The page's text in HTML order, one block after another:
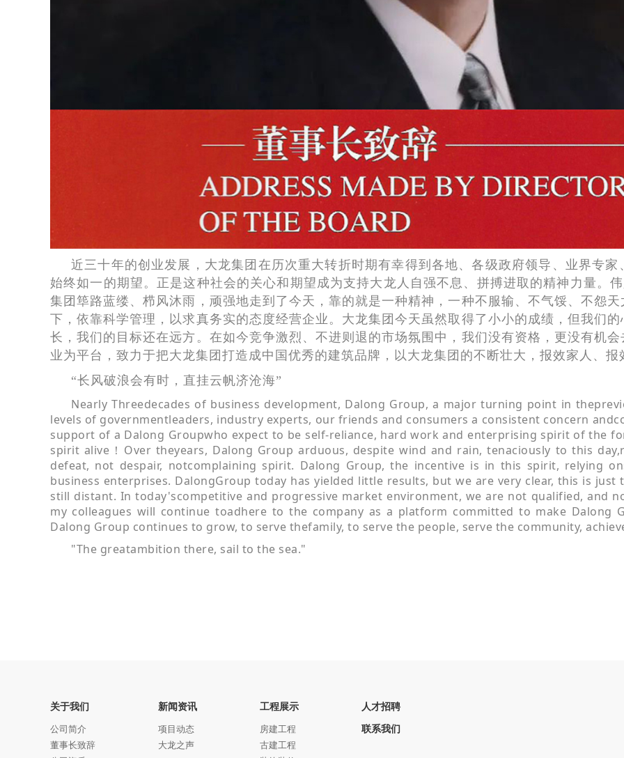
近三十年的创业发展，大龙集团在历次重大转折时期有幸得到各地、各级政府领导、业界专
始终如一的期望。正是这种社会的关心和期望成为支持大龙人自强不息、拼搏进取的精神力量。
集团筚路蓝缕、栉风沐雨，顽强地走到了今天，靠的就是一种精神，一种不服输、不气馁、不怨
下，依靠科学管理，以求真务实的态度经营企业。大龙集团今天虽然取得了小小的成绩，但我们
长，我们的目标还在远方。在如今竞争激烈、不进则退的市场氛围中，我们没有资格 ，更没有机
业为平台，致力于把大龙集团打造成中国优秀的建筑品牌，以大龙集团的不断壮大，报效家人、
“长风破浪会有时，直挂云帆济沧海”
Nearly Threedecades of business development, Dalong Group, a major turning point in
levels of governmentleaders, industry experts, our friends and consumers a consistent concern
support of a Dalong Groupwho expect to be self-reliance, hard work and enterprising spirit of the
spirit alive！Over theyears, Dalong Group arduous, despite wind and rain, tenaciously to this
defeat, not despair, notcomplaining spirit. Dalong Group, the incentive is in this spirit, relying
business enterprises. DalongGroup today has yielded little results, but we are very clear, this is
still distant. In today'scompetitive and progressive market environment, we are not qualified, and
my colleagues will continue toadhere to the company as a platform committed to make Dalong
Dalong Group continues to grow, to serve thefamily, to serve the people, serve the community,
"The greatambition there, sail to the sea."
关于我们
公司简介
董事长致辞
新闻资讯
项目动态
大龙之声
工程展示
房建工程
古建工程
人才招聘
联系我们